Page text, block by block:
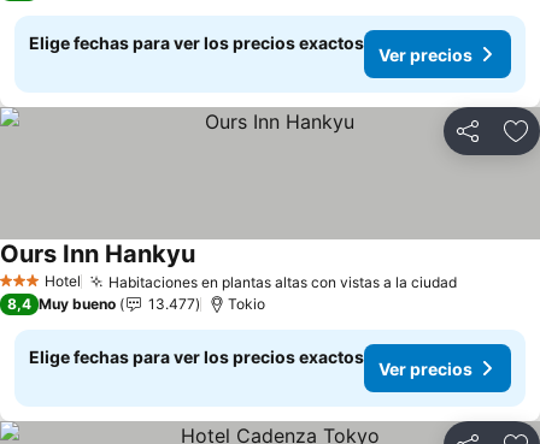
Elige fechas para ver los precios exactos
Ver precios
Compartir
3 Estrellas
Hotel Habitaciones en plantas altas con vistas a la ciudadVer
Ours Inn HankyuVer precios
8,4 Muy bueno 13.477 Tokio
Elige fechas para ver los precios exactos
Ver precios